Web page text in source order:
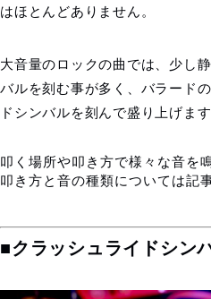
はほとんどありません。
大音量のロックの曲では、少し
バルを刻む事が多く、バラード
ドシンバルを刻んで盛り上げます
叩く場所や叩き方で様々な音を
叩き方と音の種類については記
■クラッシュライドシン